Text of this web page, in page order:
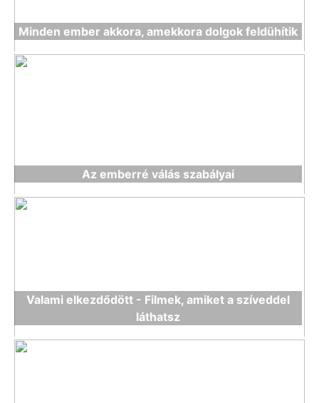
Minden ember akkora, amekkora dolgok feldühítik
Az emberré válás szabályai
Valami elkezdődött - Filmek, amiket a szíveddel
láthatsz